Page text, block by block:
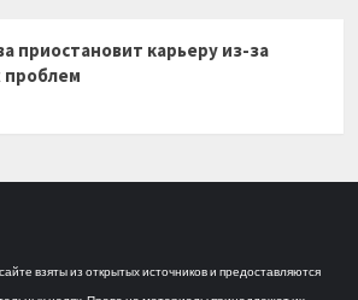
приостановит карьеру из-за
проблем
взяты из открытых источников и предоставляются